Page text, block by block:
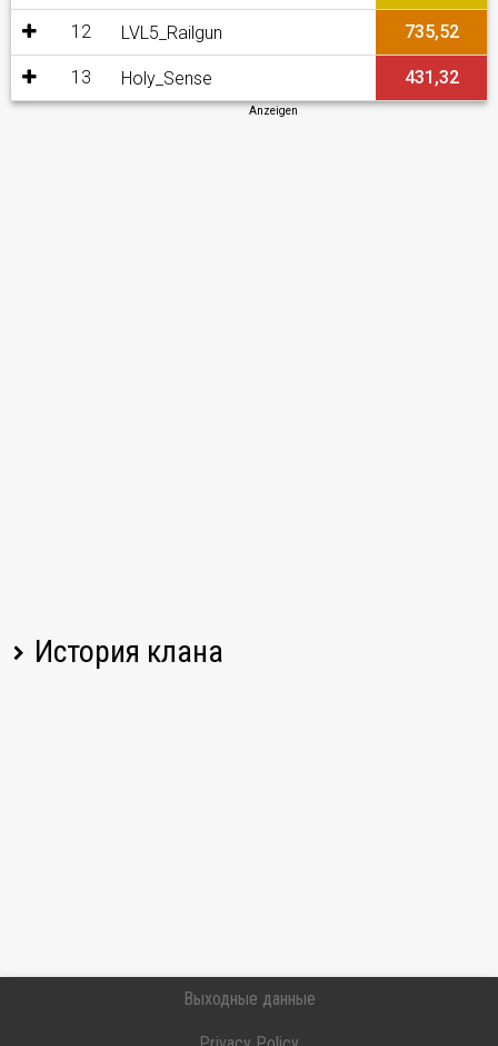
12 LVL5_Railgun 735,52
13 Holy_Sense 431,32
Anzeigen
История клана
Выходные данные